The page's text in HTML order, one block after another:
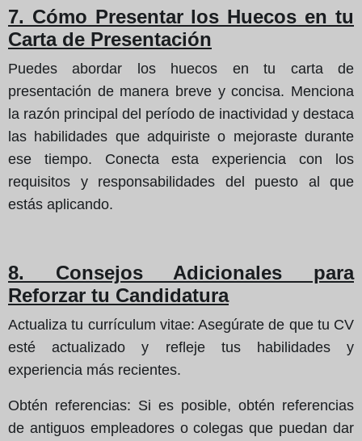
7. Cómo Presentar los Huecos en tu
Carta de Presentación
Puedes abordar los huecos en tu carta de
presentación de manera breve y concisa. Menciona
la razón principal del período de inactividad y destaca
las habilidades que adquiriste o mejoraste durante
ese tiempo. Conecta esta experiencia con los
requisitos y responsabilidades del puesto al que
estás aplicando.
8. Consejos Adicionales para
Reforzar tu Candidatura
Actualiza tu currículum vitae: Asegúrate de que tu CV
esté actualizado y refleje tus habilidades y
experiencia más recientes.
Obtén referencias: Si es posible, obtén referencias
de antiguos empleadores o colegas que puedan dar